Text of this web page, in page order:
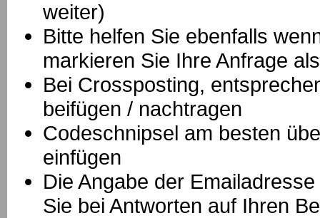
weiter)
Bitte helfen Sie ebenfalls
markieren Sie Ihre Anfrage
Bei Crossposting,
beifügen / nachtragen
Codeschnipsel am besten
einfügen
Die Angabe der
Sie bei Antworten auf Ihren